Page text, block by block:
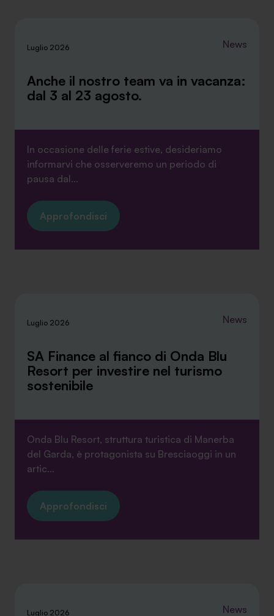
Luglio 2026 News
Anche il nostro team va in vacanza:
dal 3 al 23 agosto.
In occasione delle ferie estive, desideriamo
informarvi che osserveremo un periodo di
pausa dal...
Approfondisci
Luglio 2026 News
SA Finance al fianco di Onda Blu
Resort per investire nel turismo
sostenibile
Onda Blu Resort, struttura turistica di Manerba
del Garda, è protagonista su Bresciaoggi in un
artic...
Approfondisci
Luglio 2026 News